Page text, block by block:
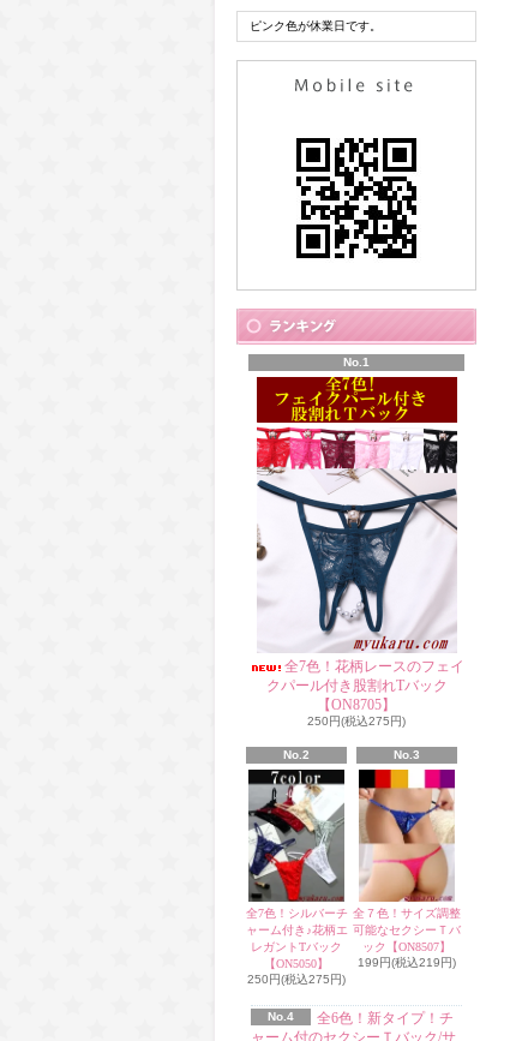
ピンク色が休業日です。
No.1
全7色！花柄レースのフェイ
クパール付き股割れTバック
【ON8705】
250円(税込275円)
No.2
全7色！シルバーチ
ャーム付き♪花柄エ
レガントTバック
【ON5050】
250円(税込275円)
No.3
全７色！サイズ調整
可能なセクシーＴバ
ック【ON8507】
199円(税込219円)
No.4
全6色！新タイプ！チ
ャーム付のセクシーＴバック/サ